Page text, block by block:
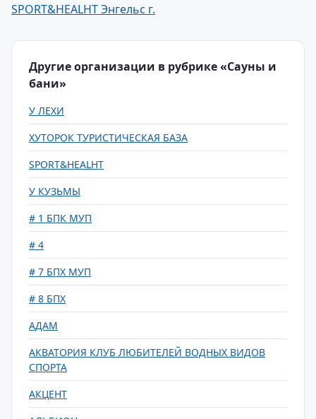
SPORT&HEALHT Энгельс г.
Другие организации в рубрике «Сауны и
бани»
У ЛЕХИ
ХУТОРОК ТУРИСТИЧЕСКАЯ БАЗА
SPORT&HEALHT
У КУЗЬМЫ
# 1 БПК МУП
# 4
# 7 БПХ МУП
# 8 БПХ
АДАМ
АКВАТОРИЯ КЛУБ ЛЮБИТЕЛЕЙ ВОДНЫХ ВИДОВ
СПОРТА
АКЦЕНТ